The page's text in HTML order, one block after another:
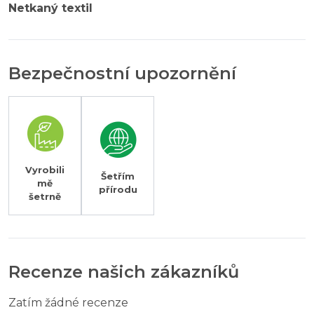
Netkaný textil
Bezpečnostní upozornění
Vyrobili
mě
šetrně
Šetřím
přírodu
Recenze našich zákazníků
Zatím žádné recenze